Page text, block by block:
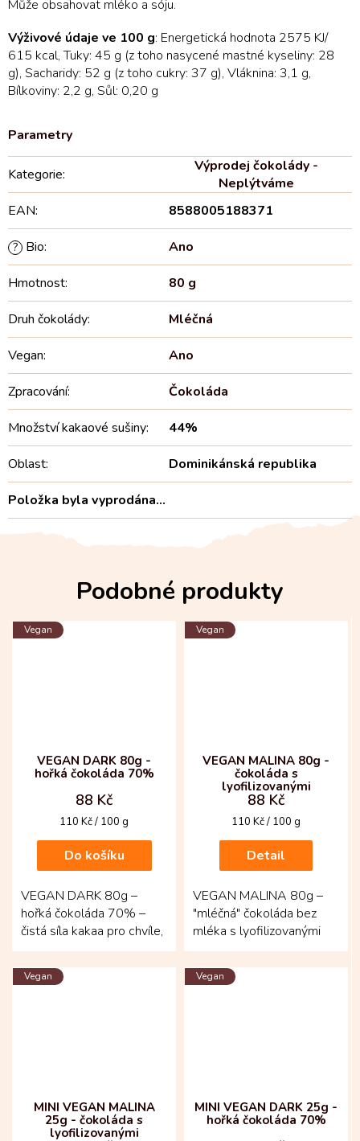
Může obsahovat mléko a sóju.
Výživové údaje ve 100 g: Energetická hodnota 2575 KJ/
615 kcal, Tuky: 45 g (z toho nasycené mastné kyseliny: 28
g), Sacharidy: 52 g (z toho cukry: 37 g), Vláknina: 3,1 g,
Bílkoviny: 2,2 g, Sůl: 0,20 g
Kategorie:
Výprodej čokolády -
Neplýtváme
EAN: 8588005188371
? Bio: Ano
Hmotnost: 80 g
Druh čokolády: Mléčná
Vegan: Ano
Zpracování: Čokoláda
Množství kakaové sušiny: 44%
Oblast: Dominikánská republika
Položka byla vyprodána…
Vegan
VEGAN DARK 80g -
hořká čokoláda 70%
88 Kč
Měrná
110 Kč / 100 g
Do košíku
VEGAN DARK 80g –
hořká čokoláda 70% –
čistá síla kakaa pro chvíle,
kdy chcete jen poctivou
chuť bez zbytečností!...
Vegan
VEGAN MALINA 80g -
čokoláda s
lyofilizovanými
malinami
88 Kč
Měrná
110 Kč / 100 g
Detail
VEGAN MALINA 80g –
"mléčná" čokoláda bez
mléka s lyofilizovanými
malinami– ovocně svěží
tabulka, která překvapí...
Vegan
MINI VEGAN MALINA
25g - čokoláda s
lyofilizovanými
Vegan
MINI VEGAN DARK 25g -
hořká čokoláda 70%